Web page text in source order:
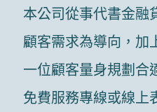
本公司從事代書金融
顧客需求為導向，加
一位顧客量身規劃合
免費服務專線或線上